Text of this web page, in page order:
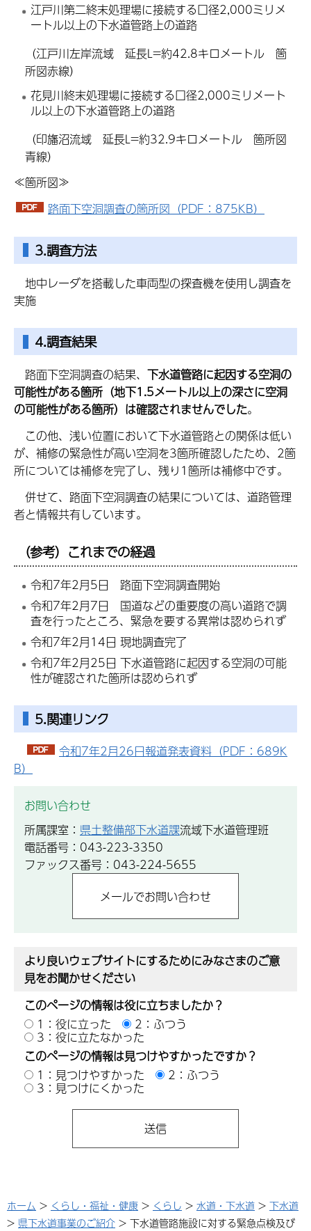
江戸川第二終末処理場に接続する口径2,000ミリメ
ートル以上の下水道管路上の道路
（江戸川左岸流域 延長L=約42.8キロメートル 箇
所図赤線）
花見川終末処理場に接続する口径2,000ミリメート
ル以上の下水道管路上の道路
（印旛沼流域 延長L=約32.9キロメートル 箇所図
青線）
≪箇所図≫
路面下空洞調査の箇所図（PDF：875KB）
3.調査方法
地中レーダを搭載した車両型の探査機を使用し調査を
実施
4.調査結果
路面下空洞調査の結果、 下水道管路に起因する空洞の
可能性がある箇所（地下1.5メートル以上の深さに空洞
の可能性がある箇所）は確認されませんでした。
この他、浅い位置において下水道管路との関係は低い
が、補修の緊急性が高い空洞を3箇所確認したため、2箇
所については補修を完了し、残り1箇所は補修中です。
併せて、路面下空洞調査の結果については、道路管理
者と情報共有しています。
（参考）これまでの経過
令和7年2月5日 路面下空洞調査開始
令和7年2月7日 国道などの重要度の高い道路で調
査を行ったところ、緊急を要する異常は認められず
令和7年2月14日 現地調査完了
令和7年2月25日 下水道管路に起因する空洞の可能
性が確認された箇所は認められず
5.関連リンク
令和7年2月26日報道発表資料（PDF：689K
B）
お問い合わせ
所属課室： 県土整備部下水道課流域下水道管理班
電話番号：043-223-3350
ファックス番号：043-224-5655
より良いウェブサイトにするためにみなさまのご意
見をお聞かせください
このページの情報は役に立ちましたか？
1：役に立った
2：ふつう
3：役に立たなかった
このページの情報は見つけやすかったですか？
1：見つけやすかった
2：ふつう
3：見つけにくかった
ホーム > くらし・福祉・健康 > くらし > 水道・下水道 > 下水道
> 県下水道事業のご紹介 > 下水道管路施設に対する緊急点検及び